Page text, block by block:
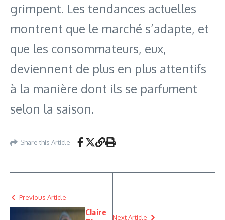
grimpent. Les tendances actuelles
montrent que le marché s’adapte, et
que les consommateurs, eux,
deviennent de plus en plus attentifs
à la manière dont ils se parfument
selon la saison.
Share this Article
Previous Article
Claire
Next Article